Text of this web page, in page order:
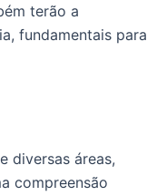
terão a
fundamentais para
diversas áreas,
compreensão